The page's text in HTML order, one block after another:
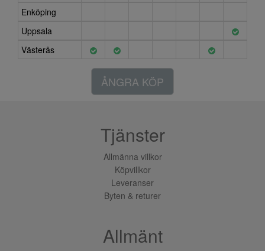
Enköping
Uppsala
Västerås
ÅNGRA KÖP
Tjänster
Allmänna villkor
Köpvillkor
Leveranser
Byten & returer
Allmänt